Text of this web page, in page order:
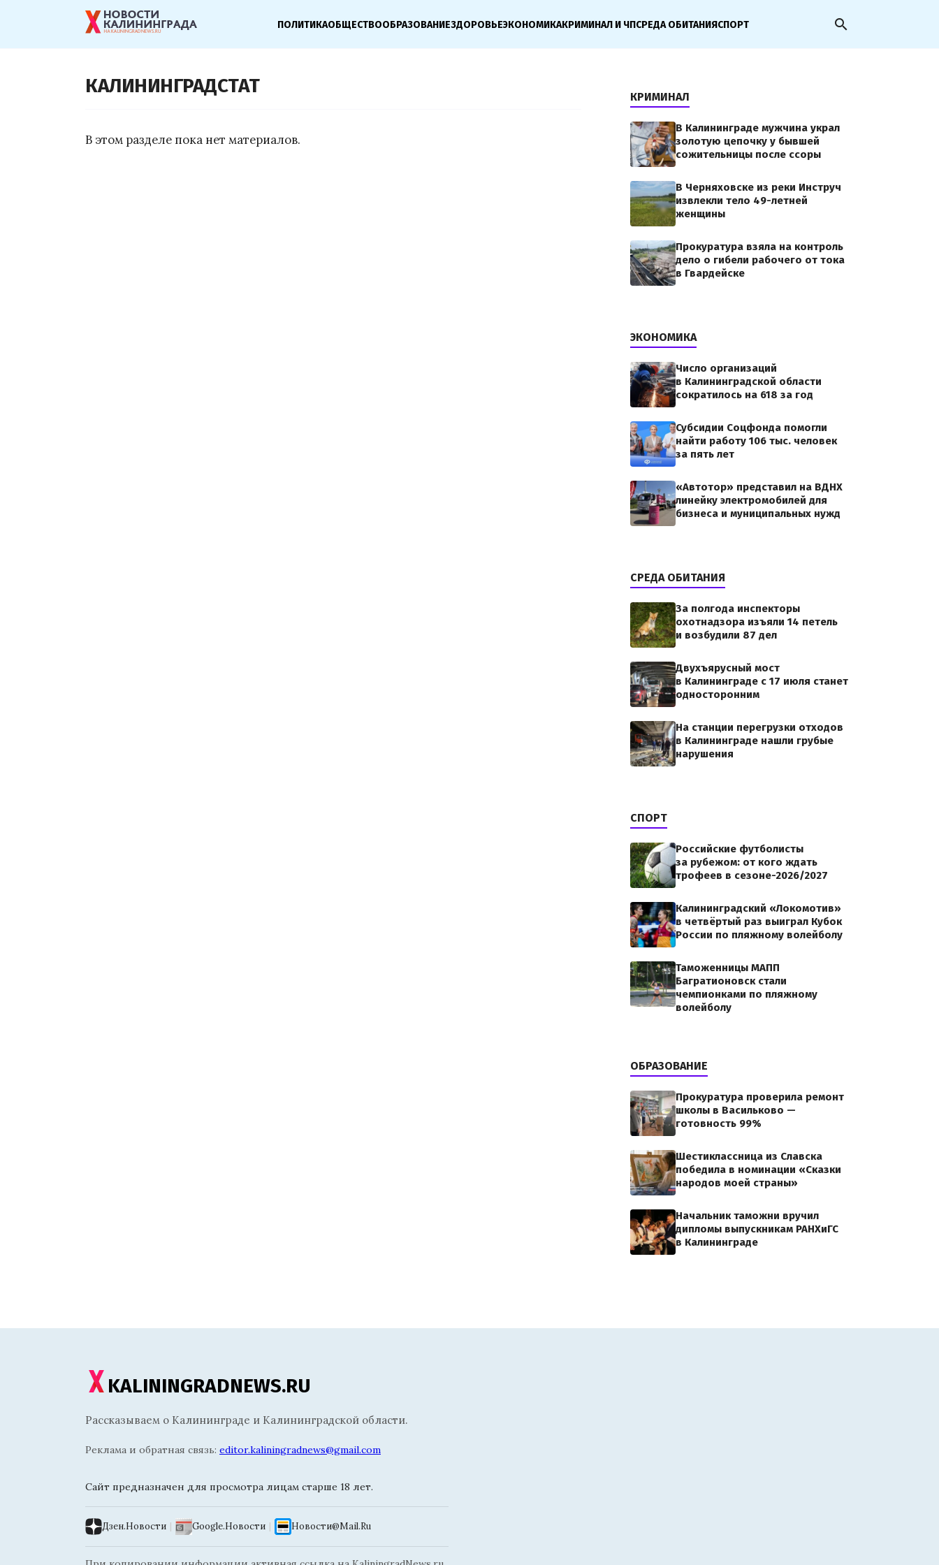
ПОЛИТИКАОБЩЕСТВООБРАЗОВАНИЕЗДОРОВЬЕЭКОНОМИКАКРИМИНАЛ И ЧПСРЕДА ОБИТАНИЯСПОРТ search
КАЛИНИНГРАДСТАТ
В этом разделе пока нет материалов.
КРИМИНАЛ
В Калининграде мужчина украл
золотую цепочку у бывшей
сожительницы после ссоры
В Черняховске из реки Инструч
извлекли тело 49-летней
женщины
Прокуратура взяла на контроль
дело о гибели рабочего от тока
в Гвардейске
ЭКОНОМИКА
Число организаций
в Калининградской области
сократилось на 618 за год
Субсидии Соцфонда помогли
найти работу 106 тыс. человек
за пять лет
«Автотор» представил на ВДНХ
линейку электромобилей для
бизнеса и муниципальных нужд
СРЕДА ОБИТАНИЯ
За полгода инспекторы
охотнадзора изъяли 14 петель
и возбудили 87 дел
Двухъярусный мост
в Калининграде с 17 июля станет
односторонним
На станции перегрузки отходов
в Калининграде нашли грубые
нарушения
СПОРТ
Российские футболисты
за рубежом: от кого ждать
трофеев в сезоне-2026/2027
Калининградский «Локомотив»
в четвёртый раз выиграл Кубок
России по пляжному волейболу
Таможенницы МАПП
Багратионовск стали
чемпионками по пляжному
волейболу
ОБРАЗОВАНИЕ
Прокуратура проверила ремонт
школы в Васильково —
готовность 99%
Шестиклассница из Славска
победила в номинации «Сказки
народов моей страны»
Начальник таможни вручил
дипломы выпускникам РАНХиГС
в Калининграде
KALININGRADNEWS.RU
Рассказываем о Калининграде и Калининградской области.
Реклама и обратная связь: editor.kaliningradnews@gmail.com
Сайт предназначен для просмотра лицам старше 18 лет.
Дзен.Новости | Google.Новости | Новости@Mail.Ru